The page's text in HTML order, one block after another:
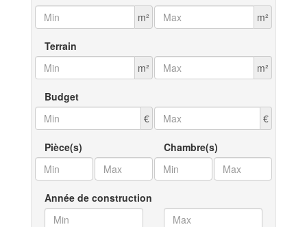
m²
m²
Terrain
m²
m²
Budget
€
€
Pièce(s) Chambre(s)
Année de construction